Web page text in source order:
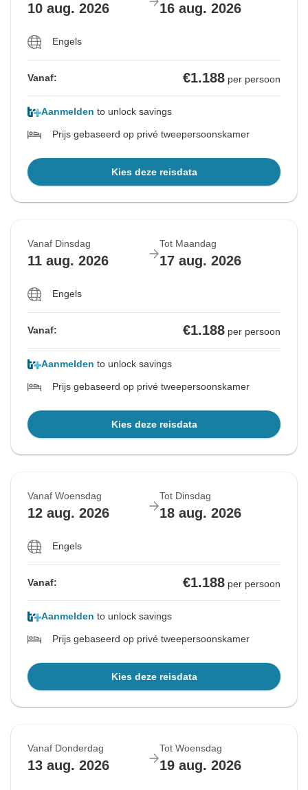
10 aug. 2026 16 aug. 2026
Engels
Vanaf: €1.188 per persoon
Aanmelden to unlock savings
Prijs gebaseerd op privé tweepersoonskamer
Kies deze reisdata
Vanaf Dinsdag
11 aug. 2026
Tot Maandag
17 aug. 2026
Engels
Vanaf: €1.188 per persoon
Aanmelden to unlock savings
Prijs gebaseerd op privé tweepersoonskamer
Kies deze reisdata
Vanaf Woensdag
12 aug. 2026
Tot Dinsdag
18 aug. 2026
Engels
Vanaf: €1.188 per persoon
Aanmelden to unlock savings
Prijs gebaseerd op privé tweepersoonskamer
Kies deze reisdata
Vanaf Donderdag
13 aug. 2026
Tot Woensdag
19 aug. 2026